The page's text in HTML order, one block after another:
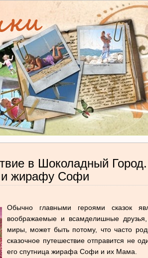
в Шоколадный
и жирафу Софи
Обычно главными героями сказок
воображаемые и всамделишные
миры, может быть потому, что часто
сказочное путешествие отправится не
его спутница жирафа Софи и их Мама.